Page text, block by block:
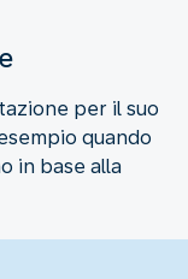
per il suo
quando
in base alla